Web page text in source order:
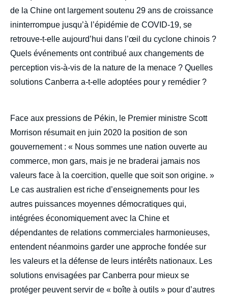
de la Chine ont largement soutenu 29 ans de croissance
ininterrompue jusqu’à l’épidémie de COVID-19, se
retrouve-t-elle aujourd’hui dans l’œil du cyclone chinois ?
Quels événements ont contribué aux changements de
perception vis-à-vis de la nature de la menace ? Quelles
solutions Canberra a-t-elle adoptées pour y remédier ?
Face aux pressions de Pékin, le Premier ministre Scott
Morrison résumait en juin 2020 la position de son
gouvernement : « Nous sommes une nation ouverte au
commerce, mon gars, mais je ne braderai jamais nos
valeurs face à la coercition, quelle que soit son origine. »
Le cas australien est riche d’enseignements pour les
autres puissances moyennes démocratiques qui,
intégrées économiquement avec la Chine et
dépendantes de relations commerciales harmonieuses,
entendent néanmoins garder une approche fondée sur
les valeurs et la défense de leurs intérêts nationaux. Les
solutions envisagées par Canberra pour mieux se
protéger peuvent servir de « boîte à outils » pour d’autres